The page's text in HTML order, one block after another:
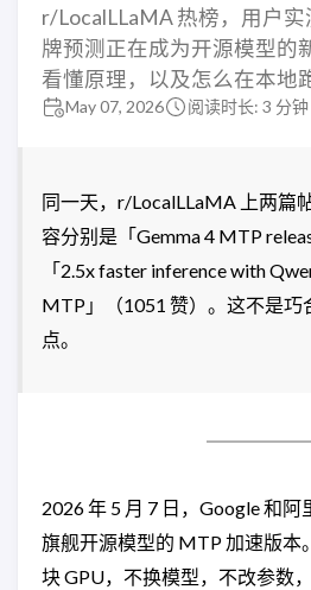
r/LocalLLaMA 热榜，用户实
牌预测正在成为开源模型
看懂原理，以及怎么在本地
May 07, 2026 阅读时长: 3 分钟
同一天，r/LocalLLaMA 上两篇
容分别是「Gemma 4 MTP
「2.5x faster inference with
MTP」（1051 赞）。这不是巧
点。
2026 年 5 月 7 日，Google 和
旗舰开源模型的 MTP 加速版本
块 GPU，不换模型，不改参数